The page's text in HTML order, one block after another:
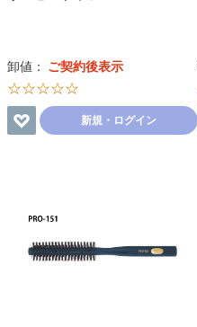
卸値： ご契約後表示
☆☆☆☆☆
新規・ログイン